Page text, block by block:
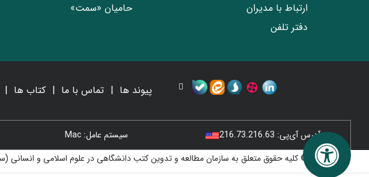
ارتباط با مدیران
دفتر تلفن
حامیان «سمت»
پیوند ها تماس با ما کتاب ها
آدرس آی‌پی: 216.73.216.63 سیستم عامل: Mac
© کلیه حقوق متعلق به سازمان مطالعه و تدوین کتب دانشگاهی در علوم اسلامی و